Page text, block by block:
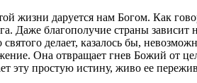
жизни даруется нам Богом. Как
Даже благополучие страны
делает, казалось бы,
Она отвращает гнев Божий от
эту простую истину, живо ее